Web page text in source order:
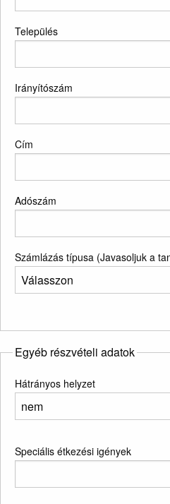
Település
Irányítószám
Cím
Adószám
Számlázás típusa (Javasoljuk a
Egyéb részvételi adatok
Hátrányos helyzet
Speciális étkezési igények